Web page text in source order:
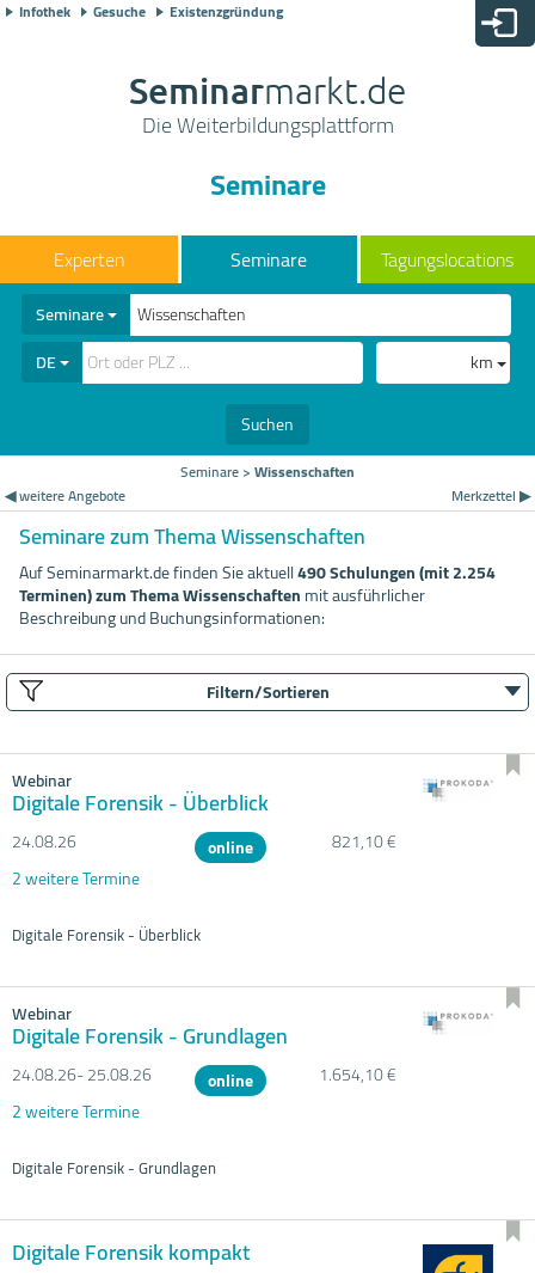
Infothek Gesuche Existenzgründung
Seminarmarkt.de
Die Weiterbildungsplattform
Seminare
Seminare Tagungslocations
Seminare
DE
km
Suchen
Seminare>Wissenschaften
◀ weitere Angebote
Merkzettel ▶
Seminare zum Thema Wissenschaften
Auf Seminarmarkt.de finden Sie aktuell490 Schulungen (mit 2.254
Terminen) zum Thema Wissenschaftenmit ausführlicher
Beschreibung und Buchungsinformationen:
Filtern/Sortieren
Webinar
Digitale Forensik - Überblick
24.08.26 online
821,10 €
2 weitere Termine
Digitale Forensik - Überblick
Webinar
Digitale Forensik - Grundlagen
24.08.26- 25.08.26 online
1.654,10 €
2 weitere Termine
Digitale Forensik - Grundlagen
Digitale Forensik kompakt